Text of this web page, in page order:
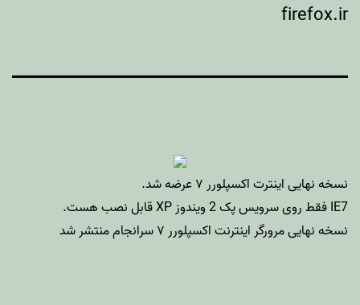
firefox.ir
نسخه نهاییاینترت اکسپلورر ۷
عرضه شد.
IE7 فقط روی سرویس پک 2 ویندوز XP قابل نصب هست.
نسخه نهایی مرورگر اینترنت اکسپلورر ۷ سرانجام منتشر شد